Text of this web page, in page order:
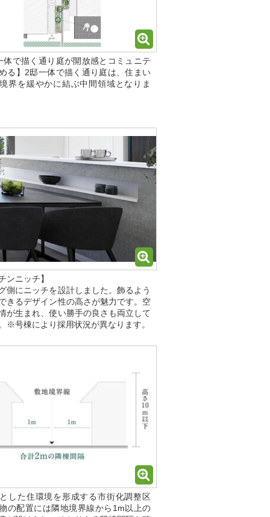
体で描く通り庭が開放感とコミュニテ
る】2邸一体で描く通り庭は、住まい
界を緩やかに結ぶ中間領域となりま
ンニッチ】
側にニッチを設計しました。飾るよう
きるデザイン性の高さが魅力です。空
が生まれ、使い勝手の良さも両立して
※号棟により採用状況が異なります。
した住環境を形成する市街化調整区
の配置には隣地境界線から1m以上の